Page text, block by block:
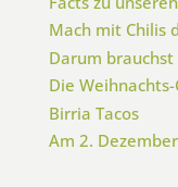
Mach mit Chilis
Darum
Die Weihnachts-
Birria Tacos
Am 2.